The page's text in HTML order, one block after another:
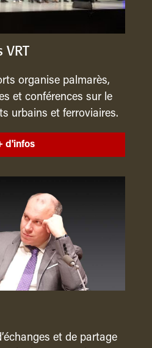
VRT
organise palmarès,
et conférences sur le
urbains et ferroviaires.
d'infos
et de partage